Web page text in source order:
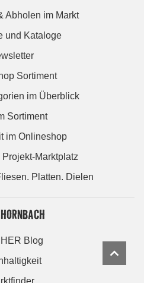
Abholen im Markt
und Kataloge
Sortiment
im Überblick
Sortiment
im Onlineshop
Marktplatz
Platten. Dielen
Blog